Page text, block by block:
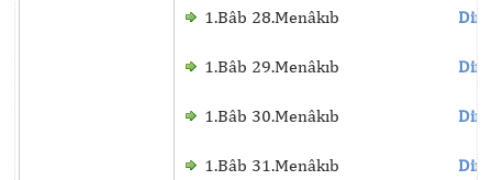
1.Bâb 28.Menâkıb
1.Bâb 29.Menâkıb
1.Bâb 30.Menâkıb
1.Bâb 31.Menâkıb